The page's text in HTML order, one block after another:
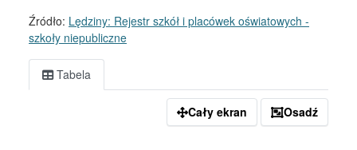
Źródło: Lędziny: Rejestr szkół i placówek oświatowych -
szkoły niepubliczne
Tabela
Cały ekran Osadź